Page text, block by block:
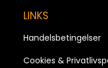
LINKS
Handelsbetingelser
Cookies &